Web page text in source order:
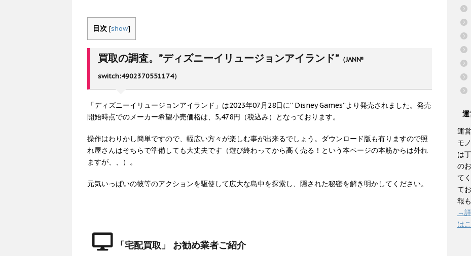
目次 [show]
買取の調査。”ディズニーイリュージョンアイランド” （JAN№
switch:4902370551174）
「ディズニーイリュージョンアイランド」は2023年07月28日に” Disney Games”より発売されました。発売
開始時点でのメーカー希望小売価格は、5,478円（税込み）となっております。
操作はわりかし簡単ですので、幅広い方々が楽しむ事が出来るでしょう。ダウンロード版も有りますので照
れ屋さんはそちらで準備しても大丈夫です（遊び終わってから高く売る！という本ページの本筋からは外れ
ますが、、）。
元気いっぱいの彼等のアクションを駆使して広大な島中を探索し、隠された秘密を解き明かしてください。
「宅配買取」 お勧め業者ご紹介
運
運
モ
は
の
て
て
報
→詳
は